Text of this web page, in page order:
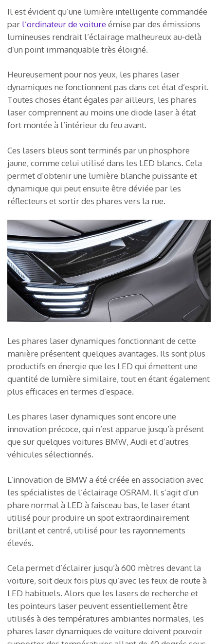
Il est évident qu’une lumière intelligente commandée
par l’ordinateur de voitureémise par des émissions
lumineuses rendrait l’éclairage malheureux au-delà
d’un point immanquable très éloigné.
Heureusement pour nos yeux, les phares laser
dynamiques ne fonctionnent pas dans cet état d’esprit.
Toutes choses étant égales par ailleurs, les phares
laser comprennent au moins une diode laser à état
fort montée à l’intérieur du feu avant.
Ces lasers bleus sont terminés par un phosphore
jaune, comme celui utilisé dans les LED blancs. Cela
permet d’obtenir une lumière blanche puissante et
dynamique qui peut ensuite être déviée par les
réflecteurs et sortir des phares vers la rue.
Les phares laser dynamiques fonctionnant de cette
manière présentent quelques avantages. Ils sont plus
productifs en énergie que les LED qui émettent une
quantité de lumière similaire, tout en étant également
plus efficaces en termes d’espace.
Les phares laser dynamiques sont encore une
innovation précoce, qui n’est apparue jusqu’à présent
que sur quelques voitures BMW, Audi et d’autres
véhicules sélectionnés.
L’innovation de BMW a été créée en association avec
les spécialistes de l’éclairage OSRAM. Il s’agit d’un
phare normal à LED à faisceau bas, le laser étant
utilisé pour produire un spot extraordinairement
brillant et centré, utilisé pour les rayonnements
élevés.
Cela permet d’éclairer jusqu’à 600 mètres devant la
voiture, soit deux fois plus qu’avec les feux de route à
LED habituels. Alors que les lasers de recherche et
les pointeurs laser peuvent essentiellement être
utilisés à des températures ambiantes normales, les
phares laser dynamiques de voiture doivent pouvoir